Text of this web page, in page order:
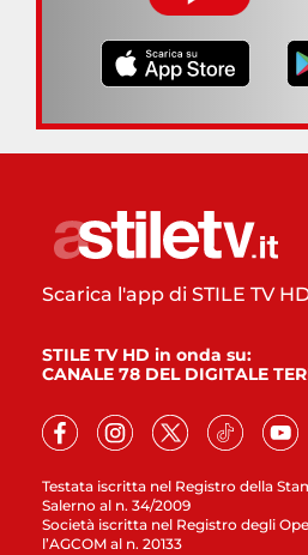
Testata iscritta nel Registro della
Salerno al n. 34/2009
Società iscritta nel Registro degli
l’AGCOM al n. 20133
Scarica l'app di STILE TV
STILE TV HD in onda su:
CANALE 78 DEL DIGITALE